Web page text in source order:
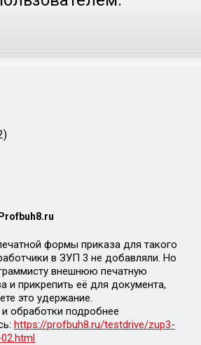
формы приказа для такого
в ЗУП 3 не добавляли. Но
внешнюю печатную
и прикрепить её для документа,
это удержание.
обработки подробнее
https://profbuh8.ru/testdrive/zup3-